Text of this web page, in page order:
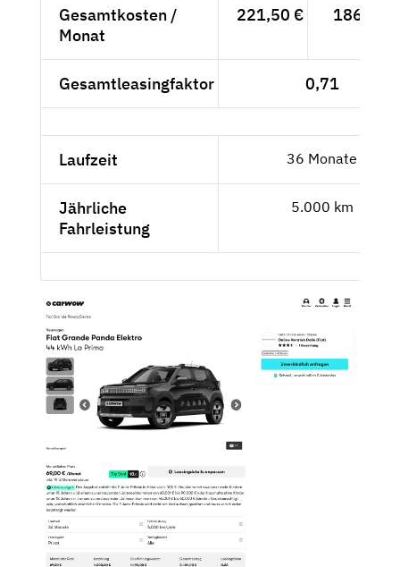
Gesamtkosten /
Monat
221,50 € 186,13 €
Gesamtleasingfaktor 0,71
Laufzeit 36 Monate
Jährliche
Fahrleistung
5.000 km